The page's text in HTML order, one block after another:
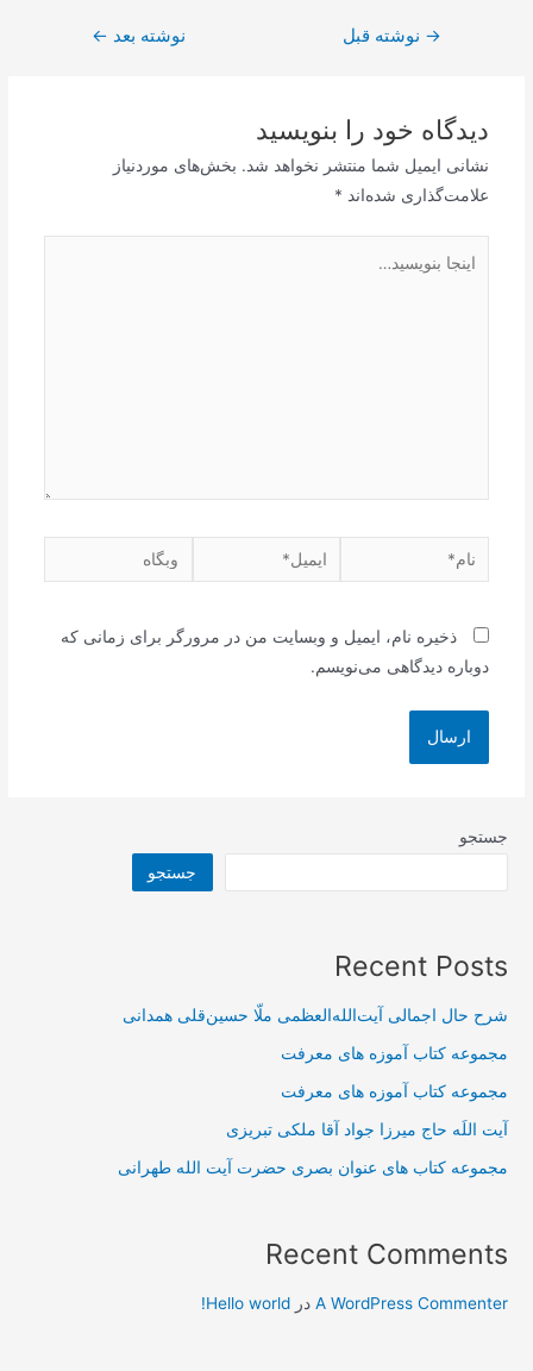
راهبری
→ نوشته قبل نوشته بعد ←
دیدگاه‌ خود را بنویسید
نشانی ایمیل شما منتشر نخواهد شد. بخش‌های موردنیاز
علامت‌گذاری شده‌اند *
بنویسید…
نام* ایمیل* وبگاه
ذخیره نام، ایمیل و وبسایت من در مرورگر برای زمانی که
دوباره دیدگاهی می‌نویسم.
جستجو
جستجو
Recent Posts
شرح حال اجمالی آیت‌الله‌العظمی ملّا حسین‌قلی همدانی
مجموعه کتاب آموزه های معرفت
مجموعه کتاب آموزه های معرفت
آیت اللَه حاج میرزا جواد آقا ملکی تبریزی
مجموعه کتاب های عنوان بصری حضرت آیت الله طهرانی
Recent Comments
A WordPress Commenter درHello world!